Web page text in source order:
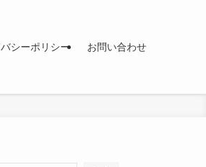
シーポリシー お問い合わせ